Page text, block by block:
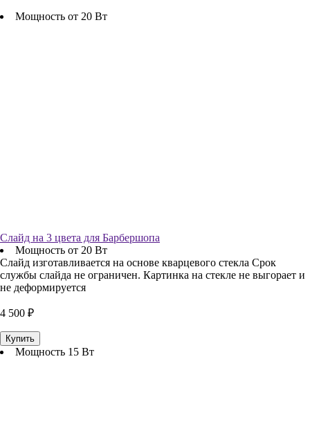
Мощность от 20 Вт
Слайд на 3 цвета для Барбершопа
Мощность от 20 Вт
Слайд изготавливается на основе кварцевого стекла Срок
службы слайда не ограничен. Картинка на стекле не выгорает и
не деформируется
4 500 ₽
Купить
Мощность 15 Вт